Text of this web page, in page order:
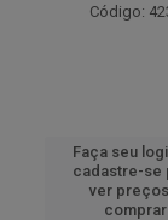
Código:
Faça seu
cadastre-se
ver
comprar